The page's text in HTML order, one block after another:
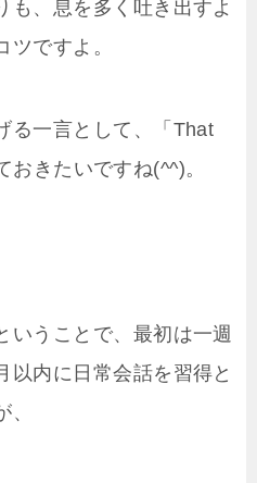
も、息を多く吐き出すよ
ツですよ。
る一言として、「That
きたいですね(^^)。
いうことで、最初は一週
以内に日常会話を習得と